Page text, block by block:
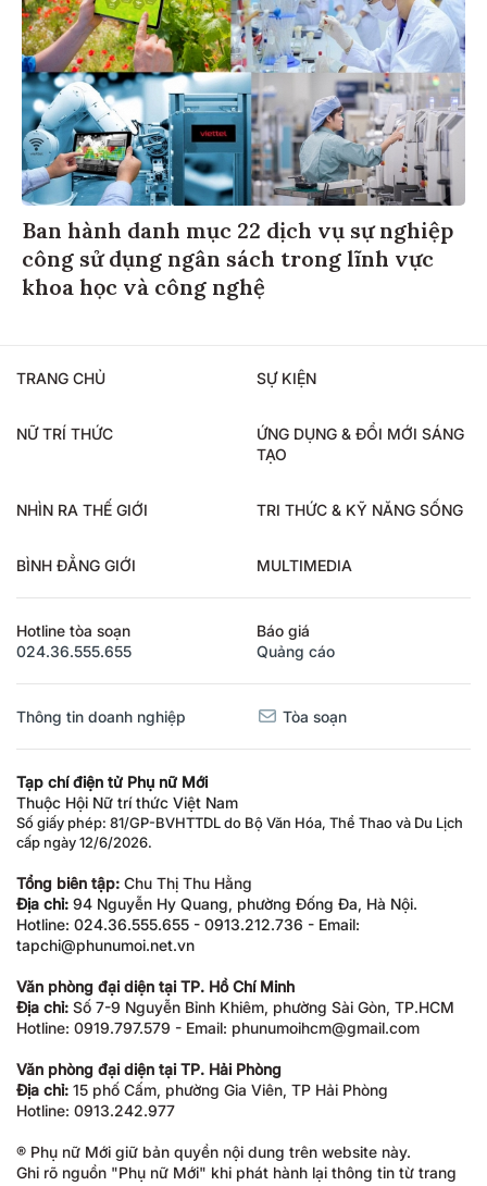
Ban hành danh mục 22 dịch vụ sự nghiệp
công sử dụng ngân sách trong lĩnh vực
khoa học và công nghệ
TRANG CHỦ SỰ KIỆN
NỮ TRÍ THỨC
ỨNG DỤNG & ĐỔI MỚI SÁNG
TẠO
NHÌN RA THẾ GIỚI TRI THỨC & KỸ NĂNG SỐNG
BÌNH ĐẲNG GIỚI MULTIMEDIA
Hotline tòa soạn
024.36.555.655
Báo giá
Quảng cáo
Thông tin doanh nghiệp Tòa soạn
Tạp chí điện tử Phụ nữ Mới
Thuộc Hội Nữ trí thức Việt Nam
Số giấy phép: 81/GP-BVHTTDL do Bộ Văn Hóa, Thể Thao và Du Lịch
cấp ngày 12/6/2026.
Tổng biên tập: Chu Thị Thu Hằng
Địa chỉ: 94 Nguyễn Hy Quang, phường Đống Đa, Hà Nội.
Hotline: 024.36.555.655 - 0913.212.736 - Email:
tapchi@phunumoi.net.vn
Văn phòng đại diện tại TP. Hồ Chí Minh
Địa chỉ: Số 7-9 Nguyễn Bỉnh Khiêm, phường Sài Gòn, TP.HCM
Hotline: 0919.797.579 - Email: phunumoihcm@gmail.com
Văn phòng đại diện tại TP. Hải Phòng
Địa chỉ: 15 phố Cấm, phường Gia Viên, TP Hải Phòng
Hotline: 0913.242.977
® Phụ nữ Mới giữ bản quyền nội dung trên website này.
Ghi rõ nguồn "Phụ nữ Mới" khi phát hành lại thông tin từ trang